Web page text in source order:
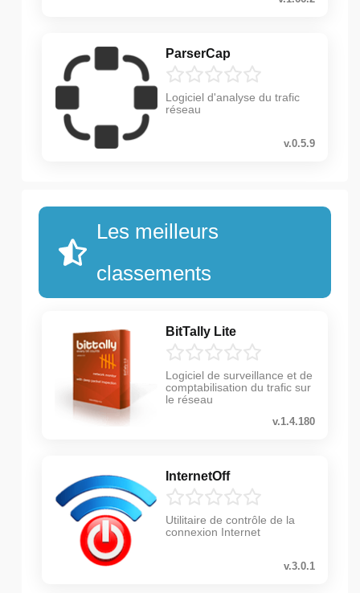
ParserCap
Logiciel d'analyse du trafic
réseau
v.0.5.9
Les meilleurs
classements
BitTally Lite
Logiciel de surveillance et de
comptabilisation du trafic sur
le réseau
v.1.4.180
InternetOff
Utilitaire de contrôle de la
connexion Internet
v.3.0.1